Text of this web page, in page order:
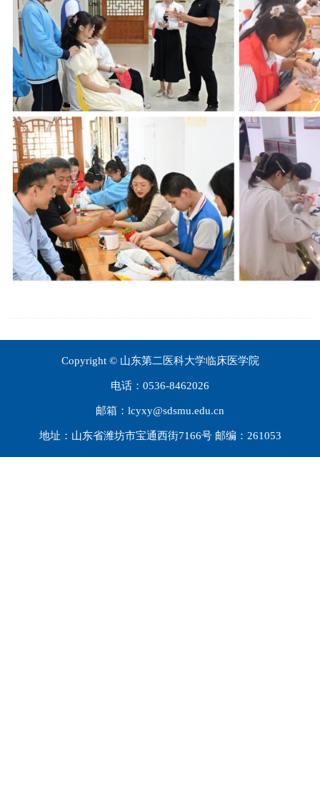
Copyright © 山东第二医科大学临床医学院
电话：0536-8462026
邮箱：lcyxy@sdsmu.edu.cn
地址：山东省潍坊市宝通西街7166号 邮编：261053